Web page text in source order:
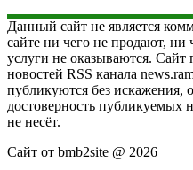
Данный сайт не является
сайте ни чего не продают, ни
услуги не оказываются. Сайт
новостей RSS канала
публикуются без искажения,
достоверность публикуемых
не несёт.
Сайт от bmb2site @ 2026